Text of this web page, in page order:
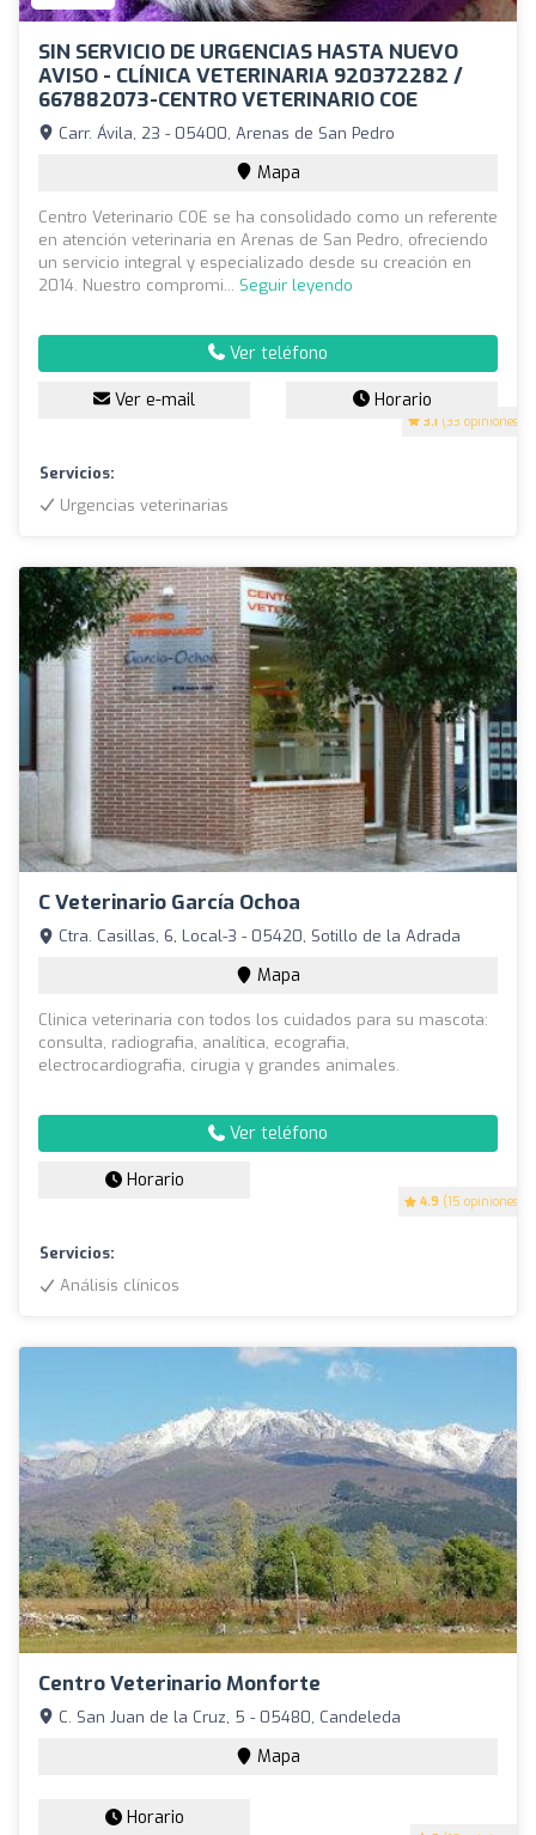
SIN SERVICIO DE URGENCIAS HASTA NUEVO
AVISO - CLÍNICA VETERINARIA 920372282 /
667882073-CENTRO VETERINARIO COE
3.1 (33 opiniones)
Carr. Ávila, 23 - 05400, Arenas de San Pedro
Mapa
Centro Veterinario COE se ha consolidado como un referente
en atención veterinaria en Arenas de San Pedro, ofreciendo
un servicio integral y especializado desde su creación en
2014. Nuestro compromi... Seguir leyendo
Ver teléfono
Ver e-mail Horario
Servicios:
Urgencias veterinarias
C Veterinario García Ochoa
4.9 (15 opiniones)
Ctra. Casillas, 6, Local-3 - 05420, Sotillo de la Adrada
Mapa
Clinica veterinaria con todos los cuidados para su mascota:
consulta, radiografia, analítica, ecografia,
electrocardiografia, cirugia y grandes animales.
Ver teléfono
Horario
Servicios:
Análisis clínicos
Centro Veterinario Monforte
C. San Juan de la Cruz, 5 - 05480, Candeleda
Mapa
Horario